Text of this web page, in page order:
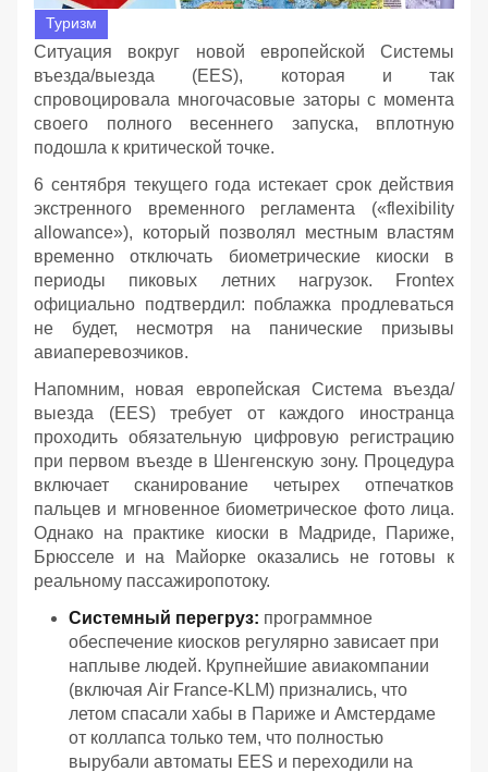
Туризм
Ситуация вокруг новой европейской Системы
въезда/выезда (EES), которая и так
спровоцировала многочасовые заторы с момента
своего полного весеннего запуска, вплотную
подошла к критической точке.
6 сентября текущего года истекает срок действия
экстренного временного регламента («flexibility
allowance»), который позволял местным властям
временно отключать биометрические киоски в
периоды пиковых летних нагрузок. Frontex
официально подтвердил: поблажка продлеваться
не будет, несмотря на панические призывы
авиаперевозчиков.
Напомним, новая европейская Система въезда/
выезда (EES) требует от каждого иностранца
проходить обязательную цифровую регистрацию
при первом въезде в Шенгенскую зону. Процедура
включает сканирование четырех отпечатков
пальцев и мгновенное биометрическое фото лица.
Однако на практике киоски в Мадриде, Париже,
Брюсселе и на Майорке оказались не готовы к
реальному пассажиропотоку.
Системный перегруз: программное
обеспечение киосков регулярно зависает при
наплыве людей. Крупнейшие авиакомпании
(включая Air France-KLM) признались, что
летом спасали хабы в Париже и Амстердаме
от коллапса только тем, что полностью
вырубали автоматы EES и переходили на